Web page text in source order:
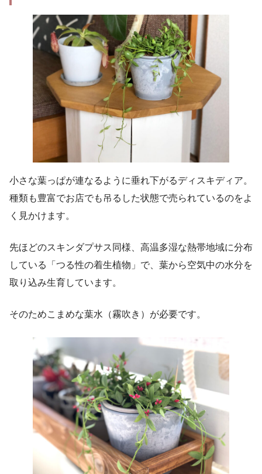
小さな葉っぱが連なるように垂れ下がるディスキディア。
種類も豊富でお店でも吊るした状態で売られているのをよ
く見かけます。
先ほどのスキンダプサス同様、高温多湿な熱帯地域に分布
している「つる性の着生植物」で、葉から空気中の水分を
取り込み生育しています。
そのためこまめな葉水（霧吹き）が必要です。